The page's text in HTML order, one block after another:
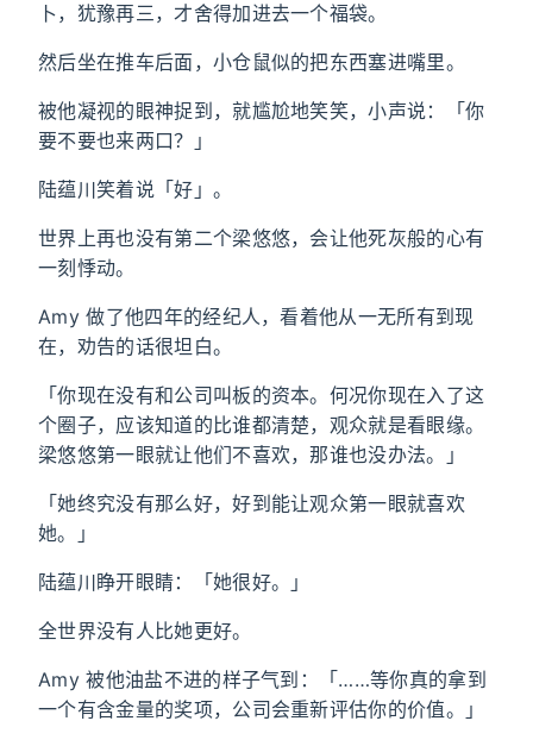
卜，犹豫再三，才舍得加进去一个福袋。
然后坐在推车后面，小仓鼠似的把东西塞进嘴里。
被他凝视的眼神捉到，就尴尬地笑笑，小声说：「你
要不要也来两口？」
陆蕴川笑着说「好」。
世界上再也没有第二个梁悠悠，会让他死灰般的心有
一刻悸动。
Amy 做了他四年的经纪人，看着他从一无所有到现
在，劝告的话很坦白。
「你现在没有和公司叫板的资本。何况你现在入了这
个圈子，应该知道的比谁都清楚，观众就是看眼缘。
梁悠悠第一眼就让他们不喜欢，那谁也没办法。」
「她终究没有那么好，好到能让观众第一眼就喜欢
她。」
陆蕴川睁开眼睛：「她很好。」
全世界没有人比她更好。
Amy 被他油盐不进的样子气到：「……等你真的拿到
一个有含金量的奖项，公司会重新评估你的价值。」